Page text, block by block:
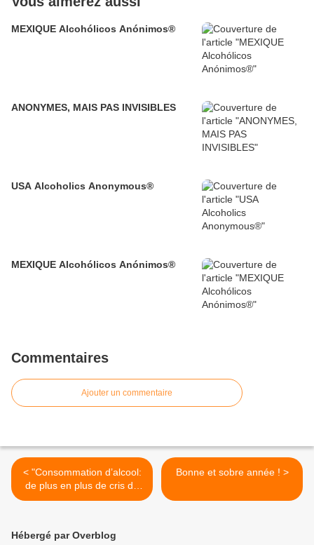
MEXIQUE Alcohólicos Anónimos®
ANONYMES, MAIS PAS INVISIBLES
USA Alcoholics Anonymous®
MEXIQUE Alcohólicos Anónimos®
Commentaires
Ajouter un commentaire
< "Consommation d’alcool:
de plus en plus de cris de
secours en Belgique"
Bonne et sobre année ! >
Hébergé par Overblog